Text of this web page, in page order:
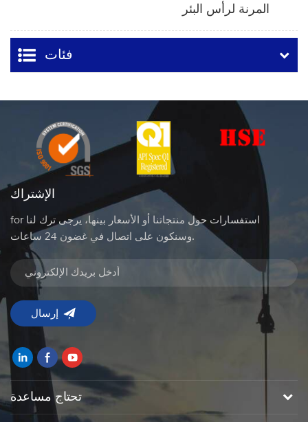
المرنة لرأس البئر
فئات
الإشتراك
for استفسارات حول منتجاتنا أو الأسعار بينها، يرجى ترك لنا
وسنكون على اتصال في غضون 24 ساعات.
تحتاج مساعدة